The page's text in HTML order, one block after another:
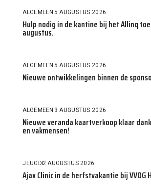
ALGEMEEN5 AUGUSTUS 2026
Hulp nodig in de kantine bij het Allinq
augustus.
ALGEMEEN5 AUGUSTUS 2026
Nieuwe ontwikkelingen binnen de
ALGEMEEN3 AUGUSTUS 2026
Nieuwe veranda kaartverkoop klaar
en vakmensen!
JEUGD2 AUGUSTUS 2026
Ajax Clinic in de herfstvakantie bij VVOG